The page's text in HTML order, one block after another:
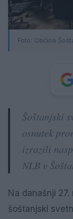
Foto: Občina
Šoštanjski
osnutek
izrazili
NLB v
Na današnji
šoštanjski